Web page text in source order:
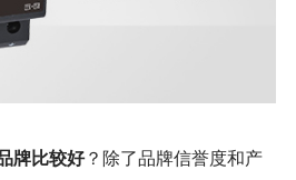
牌比较好？除了品牌信誉度和产